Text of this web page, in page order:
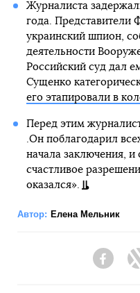
Журналиста
года. Представители
украинский шпион,
деятельности
Российский суд дал
Сущенко
его этапировали в
Перед этим
.Он поблагодарил
начала заключения, и
счастливое
оказался».
Автор: Елена Мельник